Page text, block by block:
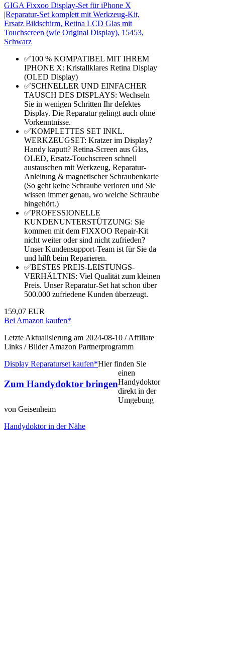
GIGA Fixxoo Display-Set für iPhone X
|Reparatur-Set komplett mit Werkzeug-Kit,
Ersatz Bildschirm, Retina LCD Glas mit
Touchscreen (wie Original Display), 15453,
Schwarz
✅100 % KOMPATIBEL MIT IHREM
IPHONE X: Kristallklares Retina Display
(OLED Display)
✅SCHNELLER UND EINFACHER
TAUSCH DES DISPLAYS: Wechseln
Sie in wenigen Schritten Ihr defektes
Display. Die Reparatur gelingt auch ohne
Vorkenntnisse.
✅KOMPLETTES SET INKL.
WERKZEUGSET: Kratzer im Display?
Handy kaputt? Retina-Screen aus Glas,
OLED, Ersatz-Touchscreen schnell
austauschen mit Werkzeug, Reparatur-
Anleitung & magnetischer Schraubenkarte
(So geht keine Schraube verloren und Sie
wissen immer genau, wo welche Schraube
hingehört.)
✅PROFESSIONELLE
KUNDENUNTERSTÜTZUNG: Sie
kommen mit dem FIXXOO Repair-Kit
nicht weiter oder sind nicht zufrieden?
Unser Kundensupport-Team ist für Sie da
und hilft beim Reparieren.
✅BESTES PREIS-LEISTUNGS-
VERHÄLTNIS: Viel Qualität zum kleinen
Preis. Unser Reparatur-Set hat schon über
500.000 zufriedene Kunden überzeugt.
159,07 EUR
Bei Amazon kaufen*
Letzte Aktualisierung am 2024-08-10 / Affiliate
Links / Bilder Amazon Partnerprogramm
Display Reparaturset kaufen*
Zum Handydoktor bringen
Hier finden Sie
einen
Handydoktor
direkt in der
Umgebung
von Geisenheim
Handydoktor in der Nähe